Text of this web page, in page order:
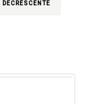
DECRESCENTE